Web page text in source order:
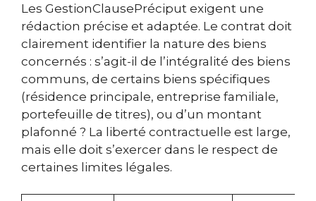
Les GestionClausePréciput exigent une
rédaction précise et adaptée. Le contrat doit
clairement identifier la nature des biens
concernés : s’agit-il de l’intégralité des biens
communs, de certains biens spécifiques
(résidence principale, entreprise familiale,
portefeuille de titres), ou d’un montant
plafonné ? La liberté contractuelle est large,
mais elle doit s’exercer dans le respect de
certaines limites légales.